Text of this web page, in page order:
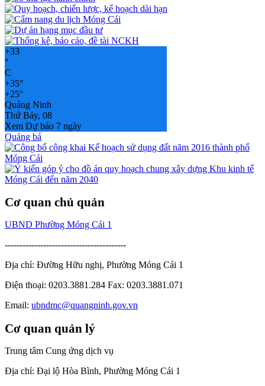
+33
°
C
+35°
+25°
Quảng Ninh
Thứ Bảy, 08
Xem Dự báo 7 ngày
Quảng bá
Cơ quan chủ quản
UBND Phường Móng Cái 1
-----------------------------------------
Địa chỉ: Đường Hữu nghị, Phường Móng Cái 1
Điện thoại: 0203.3881.284 Fax: 0203.3881.071
Email: ubndmc@quangninh.gov.vn
Cơ quan quản lý
Trung tâm Cung ứng dịch vụ
Địa chỉ: Đại lộ Hòa Bình, Phường Móng Cái 1